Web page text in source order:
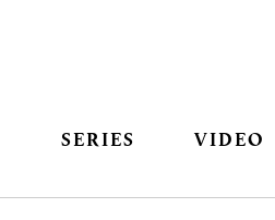
SERIES VIDEO